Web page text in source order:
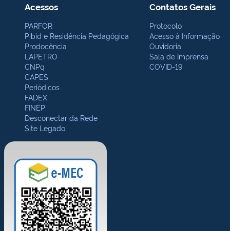
Acessos
PARFOR
Pibid e Residência Pedagógica
Prodocência
LAPETRO
CNPq
CAPES
Periódicos
FADEX
FINEP
Desconectar da Rede
Site Legado
Contatos Gerais
Protocolo
Acesso à Informação
Ouvidoria
Sala de Imprensa
COVID-19